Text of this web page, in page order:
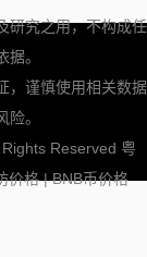
研究之用，不构成任
。
，谨慎使用相关数据
。
Reserved 粤
价格|BNB币价格